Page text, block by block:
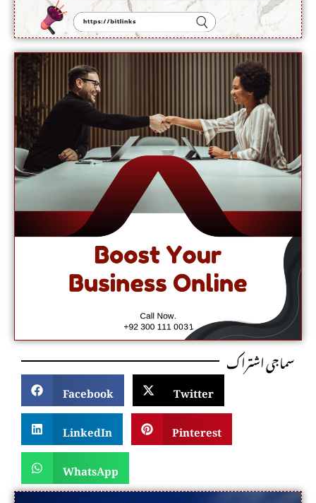
سماجی اشتراک
Facebook
Twitter
LinkedIn
Pinterest
WhatsApp